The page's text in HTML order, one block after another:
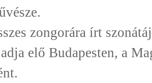
zongorára írt
elő Budapesten, a